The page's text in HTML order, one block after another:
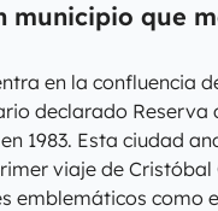
municipio que
en la confluencia
declarado Reserva
1983. Esta ciudad
viaje de Cristóbal
emblemáticos como